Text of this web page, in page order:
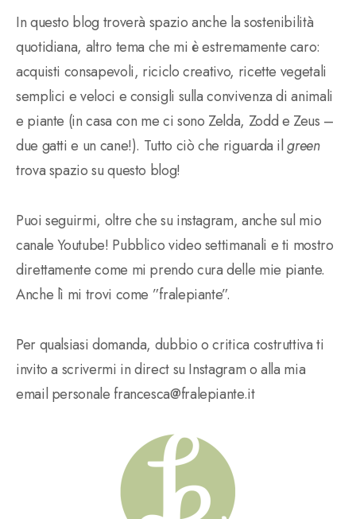
In questo blog troverà spazio anche la sostenibilità
quotidiana, altro tema che mi è estremamente caro:
acquisti consapevoli, riciclo creativo, ricette vegetali
semplici e veloci e consigli sulla convivenza di animali
e piante (in casa con me ci sono Zelda, Zodd e Zeus –
due gatti e un cane!). Tutto ciò che riguarda ilgreen
trova spazio su questo blog!
Puoi seguirmi, oltre che su instagram, anche sul mio
canale Youtube! Pubblico video settimanali e ti mostro
direttamente come mi prendo cura delle mie piante.
Anche lì mi trovi come ”fralepiante”.
Per qualsiasi domanda, dubbio o critica costruttiva ti
invito a scrivermi in direct su Instagram o alla mia
email personale francesca@fralepiante.it